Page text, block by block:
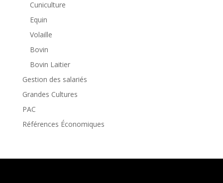
Cuniculture
Equin
Volaille
Bovin
Bovin Laitier
Gestion des salariés
Grandes Cultures
PAC
Références Économiques